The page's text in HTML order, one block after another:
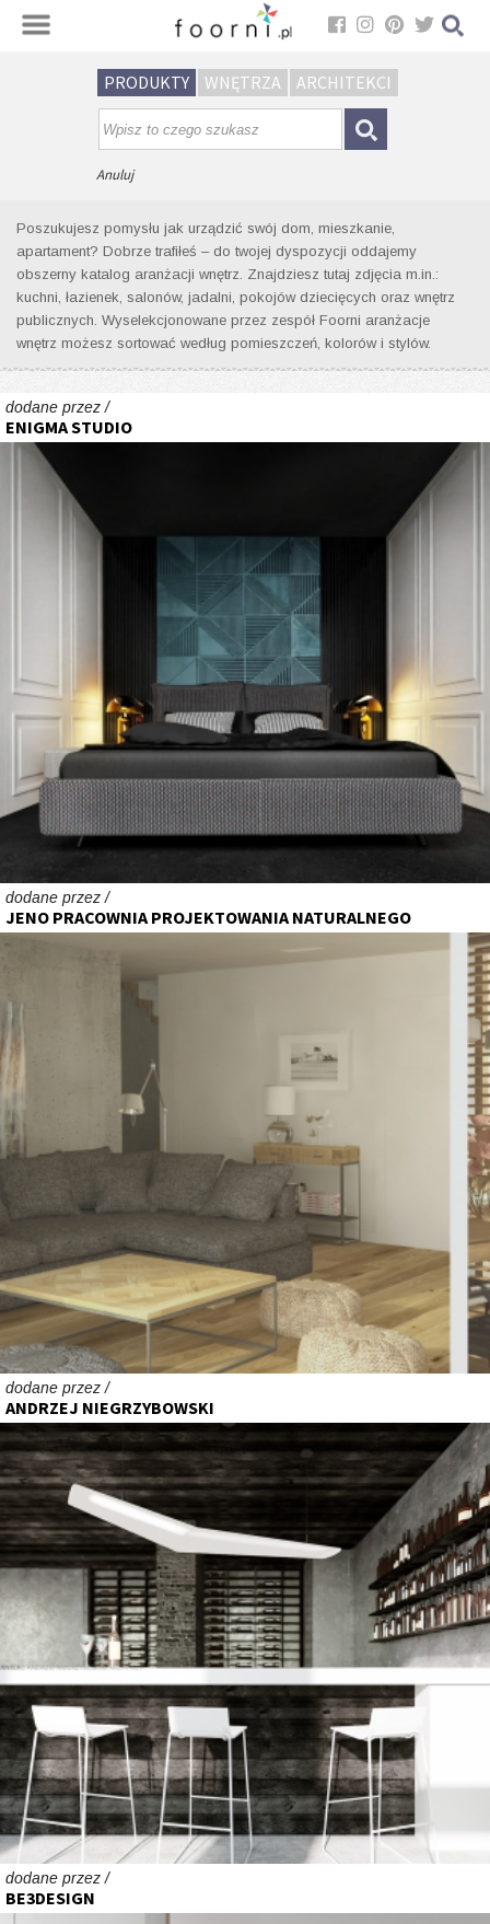
PRODUKTY WNĘTRZA ARCHITEKCI
Anuluj
Wyniki wyszukiwania wnętrz dla
tagu: beton
Poszukujesz pomysłu jak urządzić swój dom, mieszkanie,
apartament? Dobrze trafiłeś – do twojej dyspozycji oddajemy
obszerny katalog aranżacji wnętrz. Znajdziesz tutaj zdjęcia m.in.:
kuchni, łazienek, salonów, jadalni, pokojów dziecięcych oraz wnętrz
publicznych. Wyselekcjonowane przez zespół Foorni aranżacje
wnętrz możesz sortować według pomieszczeń, kolorów i stylów.
dodane przez /
ENIGMA STUDIO
dodane przez /
JENO PRACOWNIA PROJEKTOWANIA NATURALNEGO
dodane przez /
ANDRZEJ NIEGRZYBOWSKI
dodane przez /
BE3DESIGN